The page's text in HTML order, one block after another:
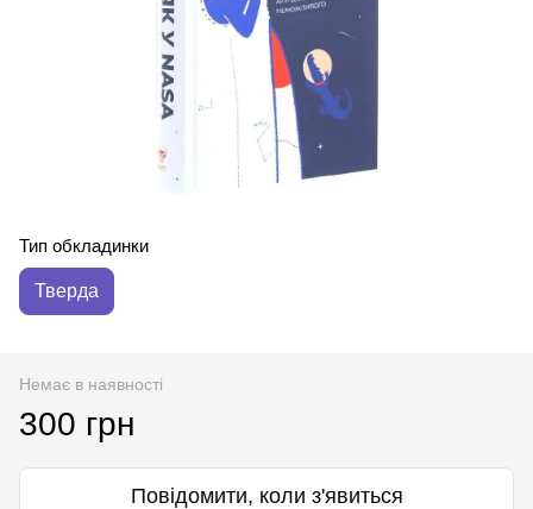
Тип обкладинки
Тверда
Немає в наявності
300 грн
Повідомити, коли з'явиться